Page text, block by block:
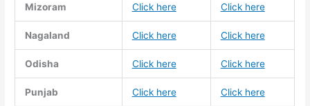
Mizoram Click here Click here
Nagaland Click here Click here
Odisha Click here Click here
Punjab Click here Click here